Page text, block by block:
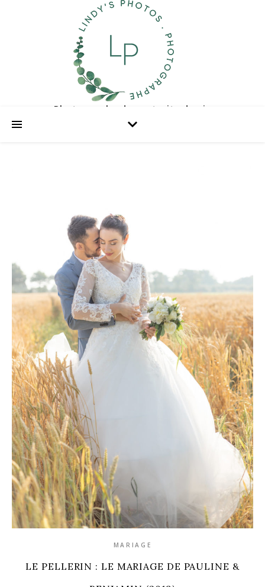
Photographe de portraits de vie
MARIAGE
LE PELLERIN : LE MARIAGE DE PAULINE &